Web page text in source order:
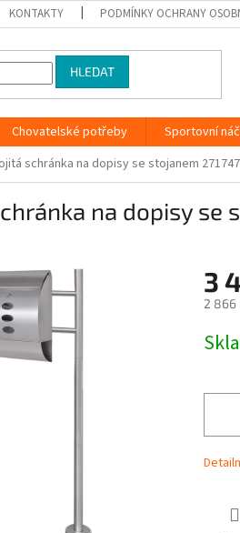
KONTAKTY PODMÍNKY OCHRANY
HLEDAT
Chovatelské potřeby Sportovní
schránka na dopisy se stojanem 271747
na dopisy se
3
2 866
cena: